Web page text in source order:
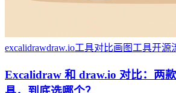
excalidrawdraw.io工具对比画图工具开源
Excalidraw 和 draw.io 对比：两